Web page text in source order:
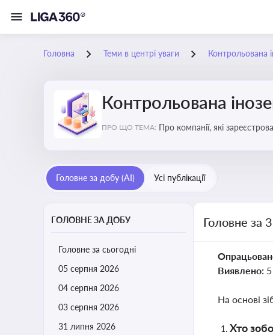
Головна Теми в центрі уваги Контрольована
Контрольована
ПРО ЩО ТЕМА: Про компанії, які
Головне за добу (AI) Усі публікації
ГОЛОВНЕ ЗА ДОБУ
Головне за сьогодні
05 серпня 2026
04 серпня 2026
03 серпня 2026
31 липня 2026
Головне за
Виявлено:
На основі
Хто